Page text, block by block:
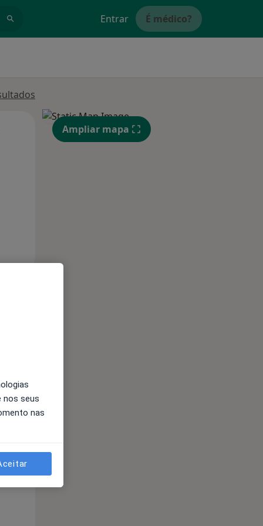
Entrar É médico?
Segunda-feira Ter, Qua
12 Ago
Ampliar mapa
nos seus
nas